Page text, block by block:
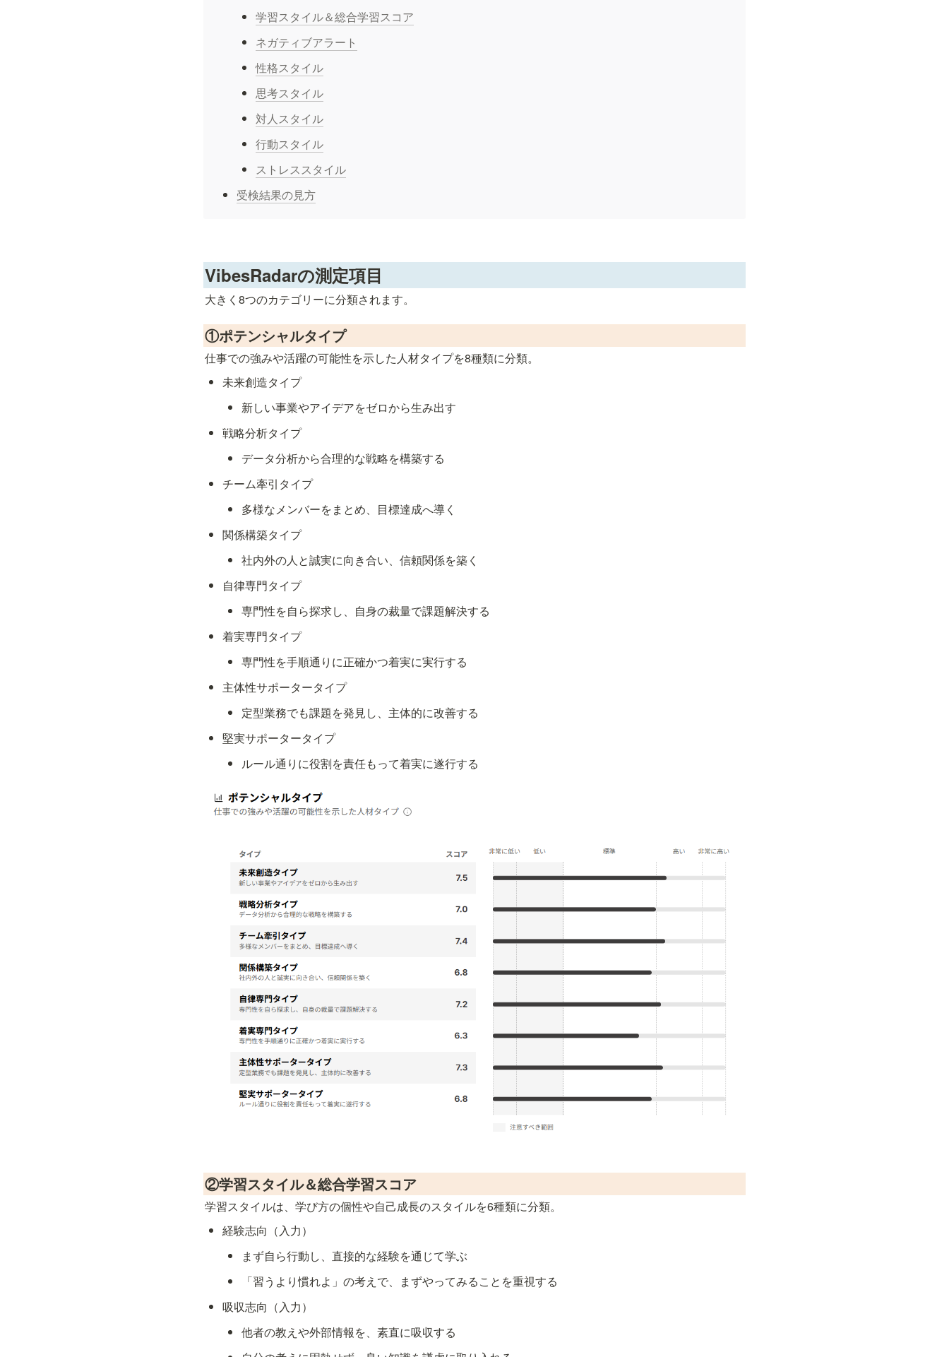
学習スタイル＆総合学習スコア
ネガティブアラート
性格スタイル
思考スタイル
対人スタイル
行動スタイル
ストレススタイル
受検結果の見方
VibesRadarの測定項目
大きく8つのカテゴリーに分類されます。
①ポテンシャルタイプ
仕事での強みや活躍の可能性を示した人材タイプを8種類に分類。
未来創造タイプ
新しい事業やアイデアをゼロから生み出す
戦略分析タイプ
データ分析から合理的な戦略を構築する
チーム牽引タイプ
多様なメンバーをまとめ、目標達成へ導く
関係構築タイプ
社内外の人と誠実に向き合い、信頼関係を築く
自律専門タイプ
専門性を自ら探求し、自身の裁量で課題解決する
着実専門タイプ
専門性を手順通りに正確かつ着実に実行する
主体性サポータータイプ
定型業務でも課題を発見し、主体的に改善する
堅実サポータータイプ
ルール通りに役割を責任もって着実に遂行する
②学習スタイル＆総合学習スコア
学習スタイルは、学び方の個性や自己成長のスタイルを6種類に分類。
経験志向（入力）
まず自ら行動し、直接的な経験を通じて学ぶ
「習うより慣れよ」の考えで、まずやってみることを重視する
吸収志向（入力）
他者の教えや外部情報を、素直に吸収する